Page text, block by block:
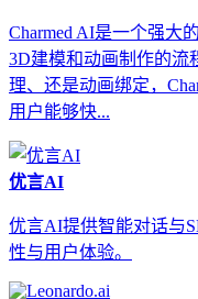
Charmed AI是一个强大
3D建模和动画制作的流
理、还是动画绑定，
用户能够快...
优言AI
优言AI提供智能对话与
性与用户体验。